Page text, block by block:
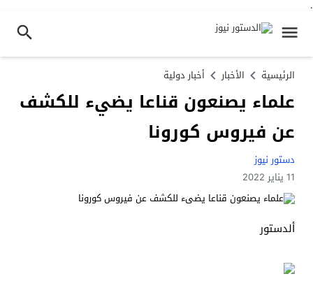
.
الرئيسية الأخبار أخبار دولية
علماء يصنعون قناعا يضيء للكشف
عن فيروس كورونا
دستور نيوز
11 يناير 2022
ألدستور